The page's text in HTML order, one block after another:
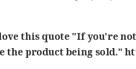
this quote "If you're
the product being sold."